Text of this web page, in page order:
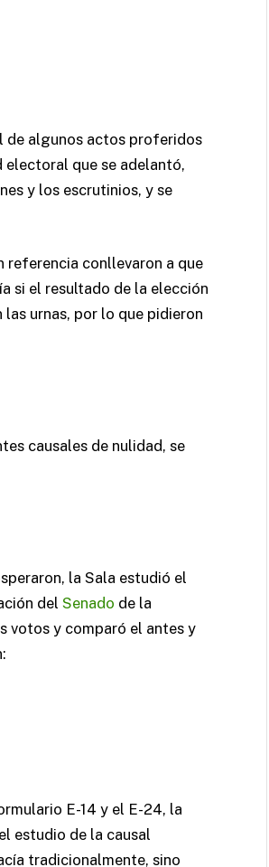
de algunos actos proferidos
que se adelantó,
y los escrutinios, y se
referencia conllevaron a que
si el resultado de la elección
urnas, por lo que pidieron
causales de nulidad, se
la Sala estudió el
del Senado de la
votos y comparó el antes y
E-14 y el E-24, la
estudio de la causal
tradicionalmente, sino